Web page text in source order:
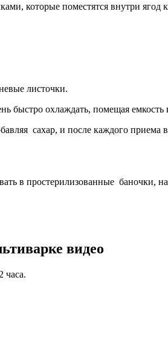
которые поместятся внутри ягод
листочки.
быстро охлаждать, помещая
сахар, и после каждого приема
в простерилизованные
видео
часа.